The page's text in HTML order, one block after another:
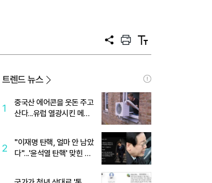
공
프
트
텍
트
트렌드 뉴스
1
중국산 에어콘을 웃돈 주고
산다...유럽 열광시킨 메이
2
"이재명 탄핵, 얼마 안 남았
다"...'윤석열 탄핵' 맞힌 무